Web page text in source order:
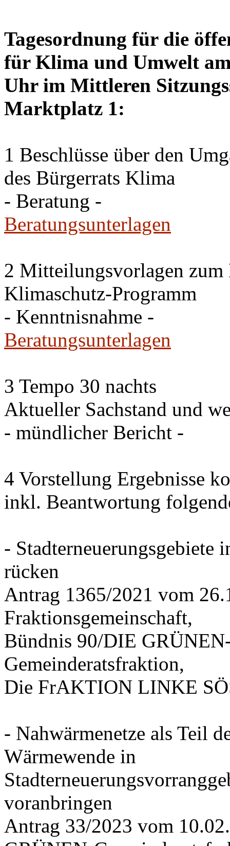
Tagesordnung für die
für Klima und Umwelt
Uhr im Mittleren
Marktplatz 1:
1 Beschlüsse über den
des Bürgerrats Klima
- Beratung -
Beratungsunterlagen
2 Mitteilungsvorlagen zum
Klimaschutz-Programm
- Kenntnisnahme -
Beratungsunterlagen
3 Tempo 30 nachts
Aktueller Sachstand und
- mündlicher Bericht -
4 Vorstellung Ergebnisse
inkl. Beantwortung
- Stadterneuerungsgebiete
rücken
Antrag 1365/2021 vom
Fraktionsgemeinschaft,
Bündnis 90/DIE
Gemeinderatsfraktion,
Die FrAKTION LINKE
- Nahwärmenetze als Teil
Wärmewende in
voranbringen
Antrag 33/2023 vom